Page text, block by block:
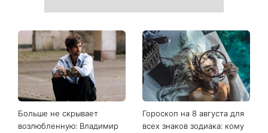
Больше не скрывает
возлюбленную: Владимир
Гороскоп на 8 августа для
всех знаков зодиака: кому